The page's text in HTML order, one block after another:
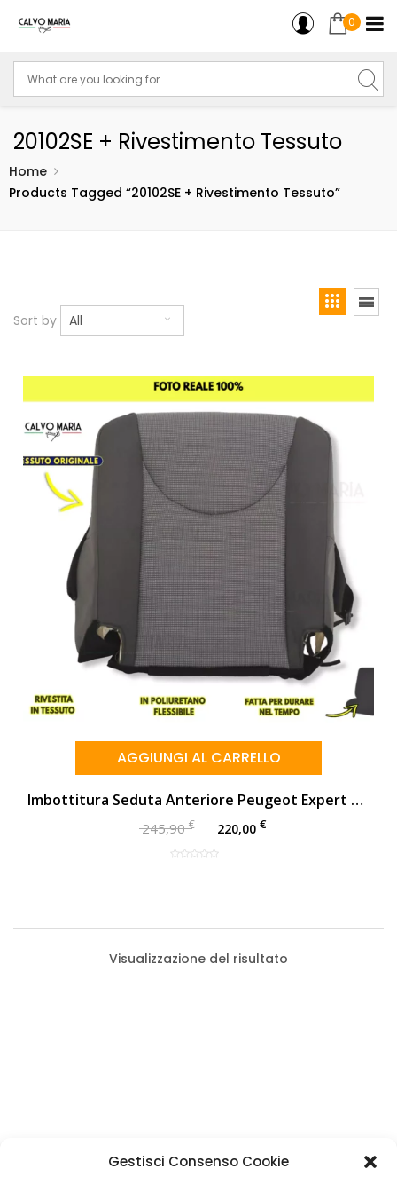
Gestisci Consenso Cookie
0
20102SE + Rivestimento Tessuto
Home
Products Tagged “20102SE + Rivestimento Tessuto”
Sort by All
AGGIUNGI AL CARRELLO
Imbottitura Seduta Anteriore Peugeot Expert Rivestita Tessuto Originale | Poliuretano Resistente
245,90€ 220,00 €
Visualizzazione del risultato
Categorie Prodotti